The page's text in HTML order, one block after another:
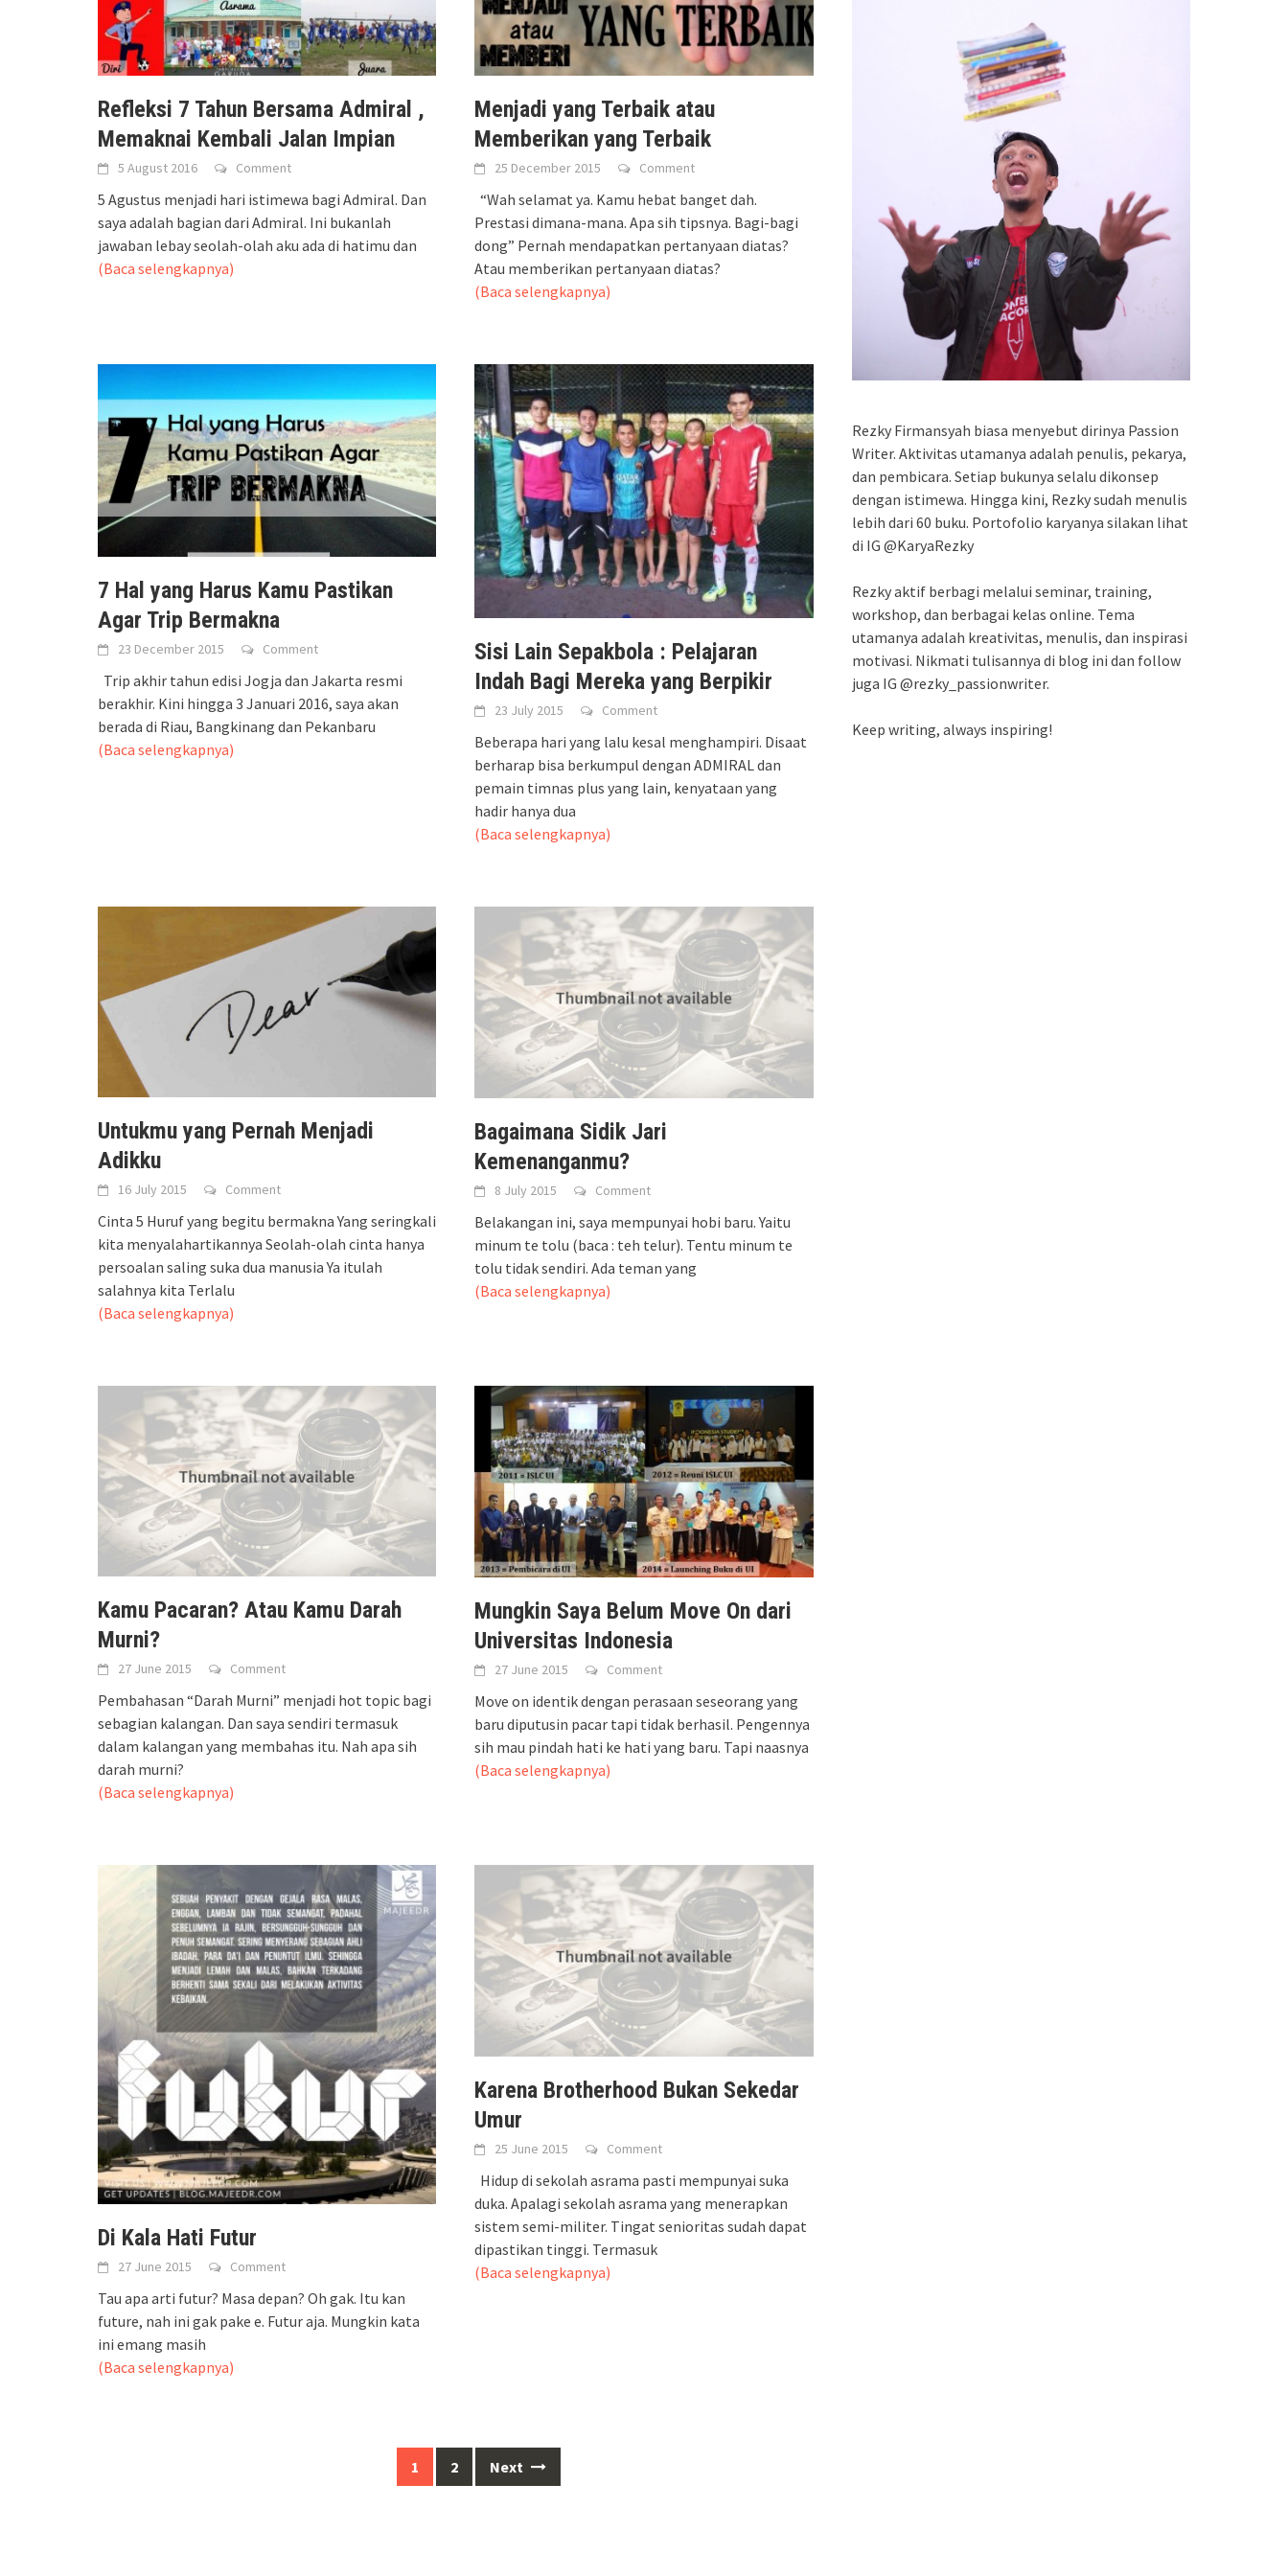
Refleksi 7 Tahun Bersama Admiral ,
Memaknai Kembali Jalan Impian
5 August 2016 Comment
5 Agustus menjadi hari istimewa bagi Admiral. Dan
saya adalah bagian dari Admiral. Ini bukanlah
jawaban lebay seolah-olah aku ada di hatimu dan
(Baca selengkapnya)
Menjadi yang Terbaik atau
Memberikan yang Terbaik
25 December 2015 Comment
“Wah selamat ya. Kamu hebat banget dah.
Prestasi dimana-mana. Apa sih tipsnya. Bagi-bagi
dong” Pernah mendapatkan pertanyaan diatas?
Atau memberikan pertanyaan diatas?
(Baca selengkapnya)
7 Hal yang Harus Kamu Pastikan
Agar Trip Bermakna
23 December 2015 Comment
Trip akhir tahun edisi Jogja dan Jakarta resmi
berakhir. Kini hingga 3 Januari 2016, saya akan
berada di Riau, Bangkinang dan Pekanbaru
(Baca selengkapnya)
Sisi Lain Sepakbola : Pelajaran
Indah Bagi Mereka yang Berpikir
23 July 2015 Comment
Beberapa hari yang lalu kesal menghampiri. Disaat
berharap bisa berkumpul dengan ADMIRAL dan
pemain timnas plus yang lain, kenyataan yang
hadir hanya dua
(Baca selengkapnya)
Untukmu yang Pernah Menjadi
Adikku
16 July 2015 Comment
Cinta 5 Huruf yang begitu bermakna Yang seringkali
kita menyalahartikannya Seolah-olah cinta hanya
persoalan saling suka dua manusia Ya itulah
salahnya kita Terlalu
(Baca selengkapnya)
Bagaimana Sidik Jari
Kemenanganmu?
8 July 2015 Comment
Belakangan ini, saya mempunyai hobi baru. Yaitu
minum te tolu (baca : teh telur). Tentu minum te
tolu tidak sendiri. Ada teman yang
(Baca selengkapnya)
Kamu Pacaran? Atau Kamu Darah
Murni?
27 June 2015 Comment
Pembahasan “Darah Murni” menjadi hot topic bagi
sebagian kalangan. Dan saya sendiri termasuk
dalam kalangan yang membahas itu. Nah apa sih
darah murni?
(Baca selengkapnya)
Mungkin Saya Belum Move On dari
Universitas Indonesia
27 June 2015 Comment
Move on identik dengan perasaan seseorang yang
baru diputusin pacar tapi tidak berhasil. Pengennya
sih mau pindah hati ke hati yang baru. Tapi naasnya
(Baca selengkapnya)
Di Kala Hati Futur
27 June 2015 Comment
Tau apa arti futur? Masa depan? Oh gak. Itu kan
future, nah ini gak pake e. Futur aja. Mungkin kata
ini emang masih
(Baca selengkapnya)
Karena Brotherhood Bukan Sekedar
Umur
25 June 2015 Comment
Hidup di sekolah asrama pasti mempunyai suka
duka. Apalagi sekolah asrama yang menerapkan
sistem semi-militer. Tingat senioritas sudah dapat
dipastikan tinggi. Termasuk
(Baca selengkapnya)
1 2 Next
Rezky Firmansyah biasa menyebut dirinya Passion
Writer. Aktivitas utamanya adalah penulis, pekarya,
dan pembicara. Setiap bukunya selalu dikonsep
dengan istimewa. Hingga kini, Rezky sudah menulis
lebih dari 60 buku. Portofolio karyanya silakan lihat
di IG @KaryaRezky
Rezky aktif berbagi melalui seminar, training,
workshop, dan berbagai kelas online. Tema
utamanya adalah kreativitas, menulis, dan inspirasi
motivasi. Nikmati tulisannya di blog ini dan follow
juga IG @rezky_passionwriter.
Keep writing, always inspiring!